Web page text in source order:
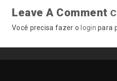
Leave A Comment
Você precisa fazer o login para